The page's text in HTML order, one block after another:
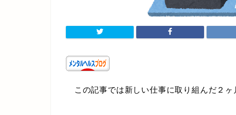
この記事では新しい仕事に取り組んだ２ヶ